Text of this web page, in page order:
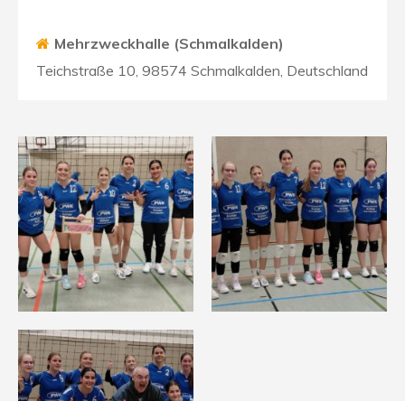
Mehrzweckhalle (Schmalkalden)
Teichstraße 10, 98574 Schmalkalden, Deutschland